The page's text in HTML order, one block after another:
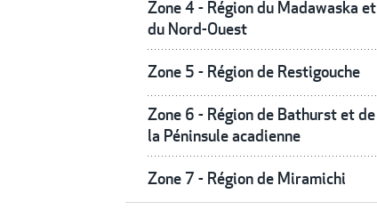
Zone 4 - Région du Madawaska et
du Nord-Ouest
Zone 5 - Région de Restigouche
Zone 6 - Région de Bathurst et de
la Péninsule acadienne
Zone 7 - Région de Miramichi